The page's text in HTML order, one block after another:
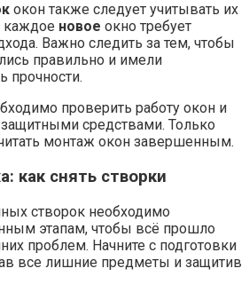
окон также следует учитывать их
каждое новое окно требует
Важно следить за тем, чтобы
правильно и имели
прочности.
проверить работу окон и
средствами. Только
монтаж окон завершенным.
как снять створки
створок необходимо
этапам, чтобы всё прошло
проблем. Начните с подготовки
все лишние предметы и защитив